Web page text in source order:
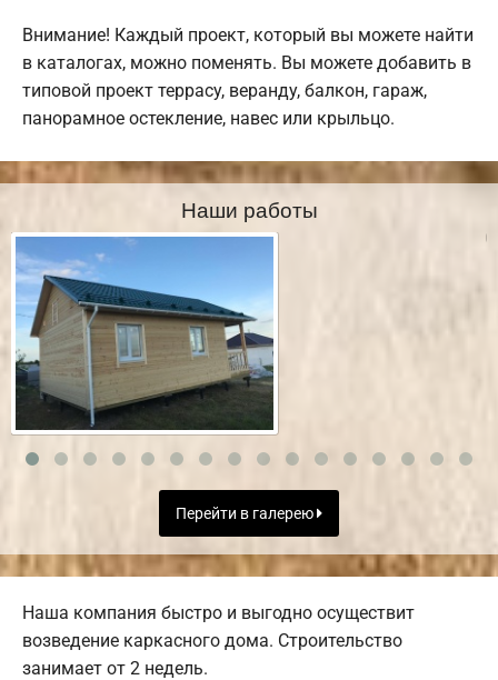
Внимание! Каждый проект, который вы можете найти
в каталогах, можно поменять. Вы можете добавить в
типовой проект террасу, веранду, балкон, гараж,
панорамное остекление, навес или крыльцо.
Наши работы
Перейти в галерею
Наша компания быстро и выгодно осуществит
возведение каркасного дома. Строительство
занимает от 2 недель.